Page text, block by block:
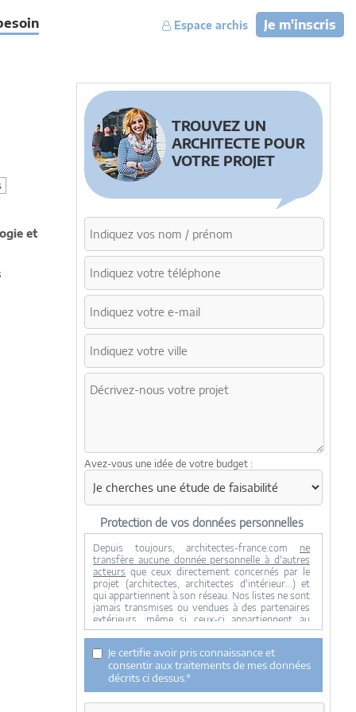
Je m'inscris
Espace archis
et
TROUVEZ UN
ARCHITECTE POUR
VOTRE PROJET
Avez-vous une idée de votre budget :
Protection de vos données personnelles
Depuis toujours, architectes-france.com ne
transfère aucune donnée personnelle à d'autres
acteurs que ceux directement concernés par le
projet (architectes, architectes d'intérieur...) et
qui appartiennent à son réseau. Nos listes ne sont
jamais transmises ou vendues à des partenaires
extérieurs, même si ceux-ci appartiennent au
domaine de la construction.
effectuée qu'avec votre consentement.
Je consens à ce que mes données personnelles
soient collectées pour permettre à architectes-
france de transférer votre projet aux architectes.
Seul Architectes-france, ses équipes internes et la
Je certifie avoir pris connaissance et
consentir aux traitements de mes données
décrits ci dessus.*